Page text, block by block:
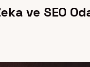
ve SEO